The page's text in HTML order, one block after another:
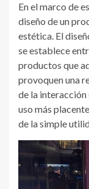
En el marco de
diseño de un
estética. El
se establece
productos que
provoquen una
de la interacción
uso más
de la simple